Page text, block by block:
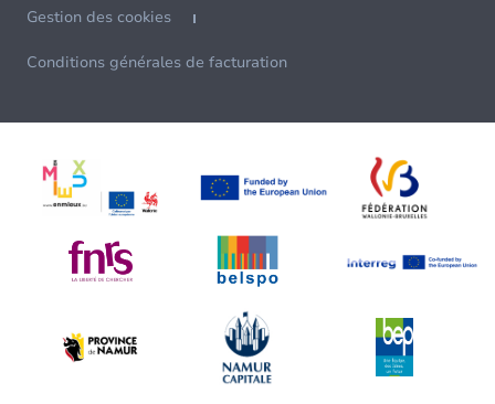
Gestion des cookies
Conditions générales de facturation